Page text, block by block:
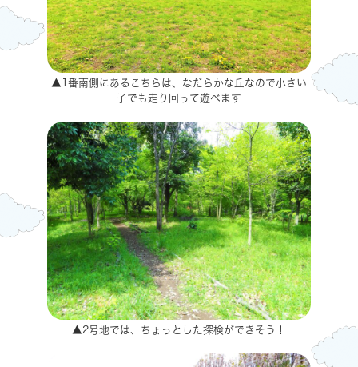
▲1番南側にあるこちらは、なだらかな丘なので小さい
子でも走り回って遊べます
▲2号地では、ちょっとした探検ができそう！